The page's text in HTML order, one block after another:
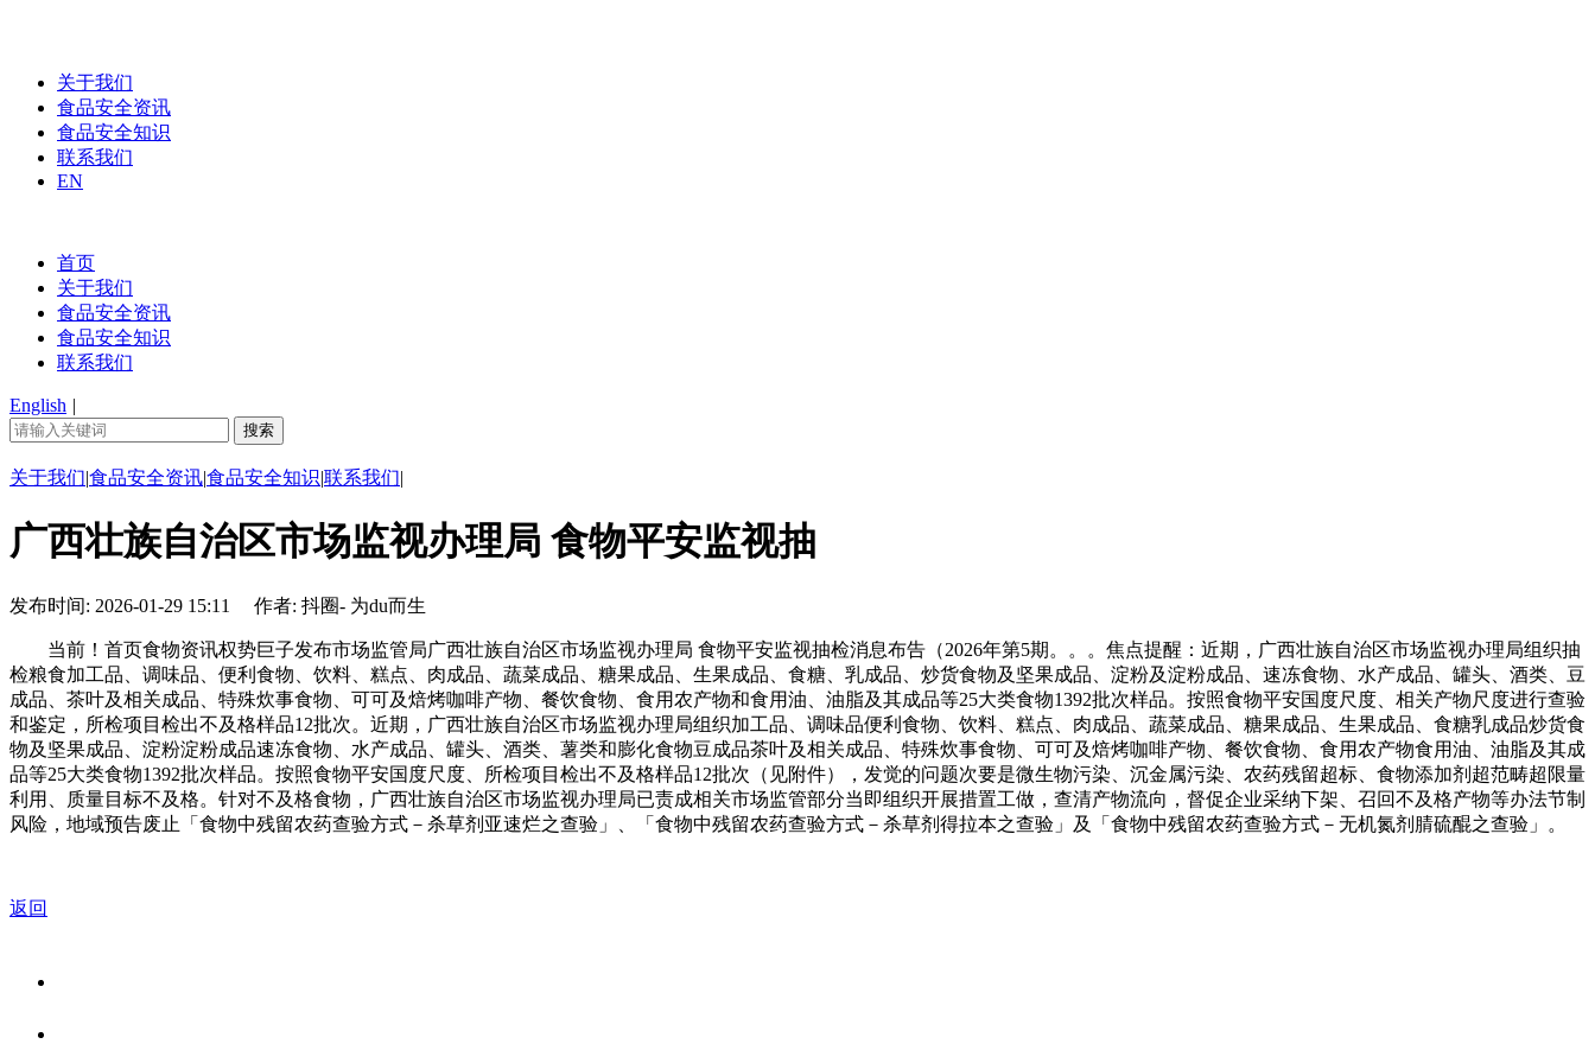
关于我们
食品安全资讯
食品安全知识
联系我们
EN
首页
关于我们
食品安全资讯
食品安全知识
联系我们
English |
关于我们|食品安全资讯|食品安全知识|联系我们|
广西壮族自治区市场监视办理局 食物平安监视抽
发布时间: 2026-01-29 15:11 作者: 抖圈- 为du而生
当前！首页食物资讯权势巨子发布市场监管局广西壮族自治区市场监视办理局 食物平安监视抽检消息布告（2026年第5期。。。焦点提醒：近期，广西壮族自治区市场监视办理局组织抽
检粮食加工品、调味品、便利食物、饮料、糕点、肉成品、蔬菜成品、糖果成品、生果成品、食糖、乳成品、炒货食物及坚果成品、淀粉及淀粉成品、速冻食物、水产成品、罐头、酒类、豆
成品、茶叶及相关成品、特殊炊事食物、可可及焙烤咖啡产物、餐饮食物、食用农产物和食用油、油脂及其成品等25大类食物1392批次样品。按照食物平安国度尺度、相关产物尺度进行查验
和鉴定，所检项目检出不及格样品12批次。近期，广西壮族自治区市场监视办理局组织加工品、调味品便利食物、饮料、糕点、肉成品、蔬菜成品、糖果成品、生果成品、食糖乳成品炒货食
物及坚果成品、淀粉淀粉成品速冻食物、水产成品、罐头、酒类、薯类和膨化食物豆成品茶叶及相关成品、特殊炊事食物、可可及焙烤咖啡产物、餐饮食物、食用农产物食用油、油脂及其成
品等25大类食物1392批次样品。按照食物平安国度尺度、所检项目检出不及格样品12批次（见附件），发觉的问题次要是微生物污染、沉金属污染、农药残留超标、食物添加剂超范畴超限量
利用、质量目标不及格。针对不及格食物，广西壮族自治区市场监视办理局已责成相关市场监管部分当即组织开展措置工做，查清产物流向，督促企业采纳下架、召回不及格产物等办法节制
风险，地域预告废止「食物中残留农药查验方式－杀草剂亚速烂之查验」、「食物中残留农药查验方式－杀草剂得拉本之查验」及「食物中残留农药查验方式－无机氮剂腈硫醌之查验」。
返回